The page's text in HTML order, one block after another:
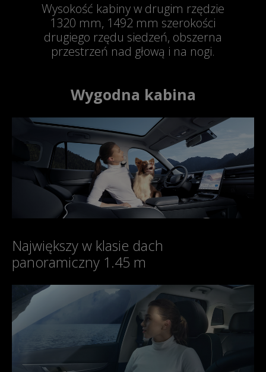
Wysokość kabiny w drugim rzędzie
1320 mm, 1492 mm szerokości
drugiego rzędu siedzeń, obszerna
przestrzeń nad głową i na nogi.
Wygodna kabina
Największy w klasie dach
panoramiczny 1.45 m